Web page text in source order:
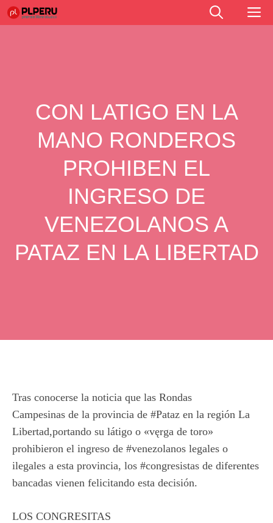
Saltar
al
CON LATIGO EN LA
MANO RONDEROS
PROHIBEN EL
INGRESO DE
VENEZOLANOS A
PATAZ EN LA LIBERTAD
Tras conocerse la noticia que las Rondas
Campesinas de la provincia de #Pataz en la región La
Libertad,portando su látigo o «vęrga de toro»
prohibieron el ingreso de #venezolanos legales o
ilegales a esta provincia, los #congresistas de diferentes
bancadas vienen felicitando esta decisión.
LOS CONGRESITAS